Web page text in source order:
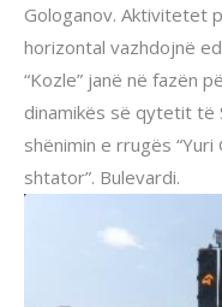
Gologanov. Aktivitetet
horizontal vazhdojnë
“Kozle” janë në fazën
dinamikës së qytetit të
shënimin e rrugës “Yuri
shtator”. Bulevardi.